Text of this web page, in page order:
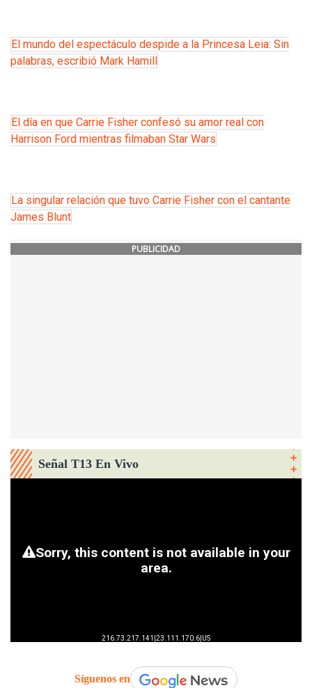
El mundo del espectáculo despide a la Princesa Leia: Sin
palabras, escribió Mark Hamill
El día en que Carrie Fisher confesó su amor real con
Harrison Ford mientras filmaban Star Wars
La singular relación que tuvo Carrie Fisher con el cantante
James Blunt
PUBLICIDAD
Señal T13 En Vivo
Síguenos en